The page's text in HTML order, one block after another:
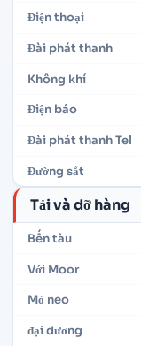
Điện thoại
Đài phát thanh
Không khí
Điện báo
Đài phát thanh Tel
Đường sắt
Tải và dỡ hàng
Bến tàu
Với Moor
Mỏ neo
đại dương